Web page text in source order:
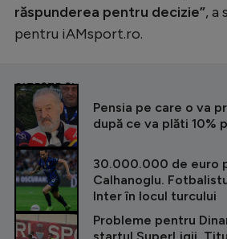
răspunderea pentru decizie”, a
pentru iAMsport.ro.
CITEȘTE ȘI
Pensia pe care o va
după ce va plăti 10%
30.000.000 de euro
Calhanoglu.
Inter în locul turcului
Probleme pentru
startul SuperLigii.